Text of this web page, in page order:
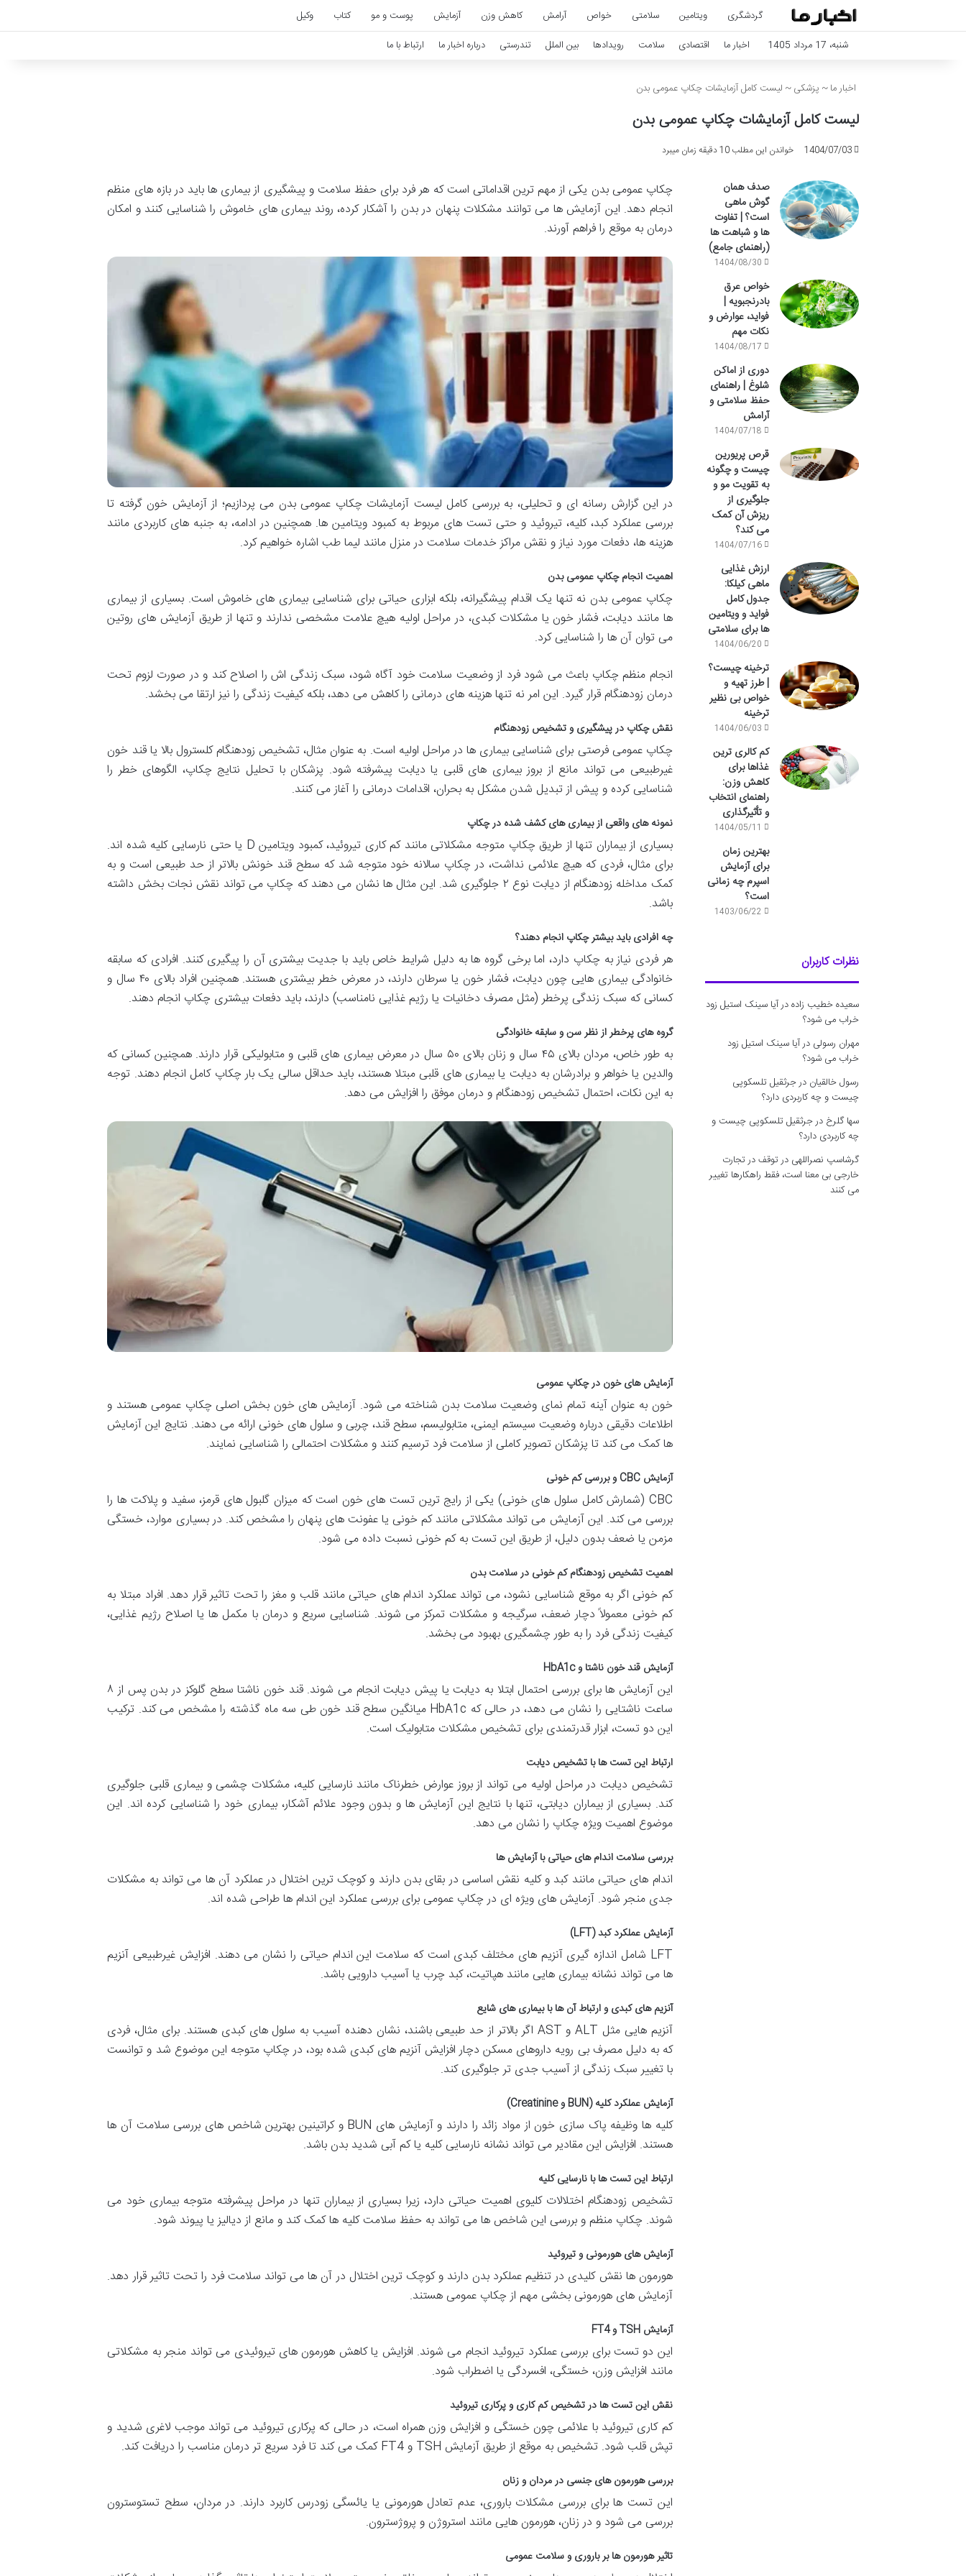
گردشگری ویتامین سلامتی خواص آرامش کاهش وزن آزمایش پوست و مو کتاب
وکیل
شنبه، 17 مرداد 1405
اخبار ما اقتصادی سلامت رویدادها بین الملل تندرستی درباره اخبار ما ارتباط با ما
اخبار ما ~ پزشکی ~ لیست کامل آزمایشات چکاپ عمومی بدن
لیست کامل آزمایشات چکاپ عمومی بدن
1404/07/03 خواندن این مطلب 10 دقیقه زمان میبرد
چکاپ عمومی بدن یکی از مهم ترین اقداماتی است که هر فرد برای حفظ سلامت و پیشگیری از بیماری ها باید در بازه های منظم
انجام دهد. این آزمایش ها می توانند مشکلات پنهان در بدن را آشکار کرده، روند بیماری های خاموش را شناسایی کنند و امکان
درمان به موقع را فراهم آورند.
در این گزارش رسانه ای و تحلیلی، به بررسی کامل لیست آزمایشات چکاپ عمومی بدن می پردازیم؛ از آزمایش خون گرفته تا
بررسی عملکرد کبد، کلیه، تیروئید و حتی تست های مربوط به کمبود ویتامین ها. همچنین در ادامه، به جنبه های کاربردی مانند
هزینه ها، دفعات مورد نیاز و نقش مراکز خدمات سلامت در منزل مانند لیما طب اشاره خواهیم کرد.
اهمیت انجام چکاپ عمومی بدن
چکاپ عمومی بدن نه تنها یک اقدام پیشگیرانه، بلکه ابزاری حیاتی برای شناسایی بیماری های خاموش است. بسیاری از بیماری
ها مانند دیابت، فشار خون یا مشکلات کبدی، در مراحل اولیه هیچ علامت مشخصی ندارند و تنها از طریق آزمایش های روتین
می توان آن ها را شناسایی کرد.
انجام منظم چکاپ باعث می شود فرد از وضعیت سلامت خود آگاه شود، سبک زندگی اش را اصلاح کند و در صورت لزوم تحت
درمان زودهنگام قرار گیرد. این امر نه تنها هزینه های درمانی را کاهش می دهد، بلکه کیفیت زندگی را نیز ارتقا می بخشد.
نقش چکاپ در پیشگیری و تشخیص زودهنگام
چکاپ عمومی فرصتی برای شناسایی بیماری ها در مراحل اولیه است. به عنوان مثال، تشخیص زودهنگام کلسترول بالا یا قند خون
غیرطبیعی می تواند مانع از بروز بیماری های قلبی یا دیابت پیشرفته شود. پزشکان با تحلیل نتایج چکاپ، الگوهای خطر را
شناسایی کرده و پیش از تبدیل شدن مشکل به بحران، اقدامات درمانی را آغاز می کنند.
نمونه های واقعی از بیماری های کشف شده در چکاپ
بسیاری از بیماران تنها از طریق چکاپ متوجه مشکلاتی مانند کم کاری تیروئید، کمبود ویتامین D یا حتی نارسایی کلیه شده اند.
برای مثال، فردی که هیچ علائمی نداشت، در چکاپ سالانه خود متوجه شد که سطح قند خونش بالاتر از حد طبیعی است و به
کمک مداخله زودهنگام از دیابت نوع
۲ جلوگیری شد. این مثال ها نشان می دهند که چکاپ می تواند نقش نجات بخش داشته
باشد.
چه افرادی باید بیشتر چکاپ انجام دهند؟
هر فردی نیاز به چکاپ دارد، اما برخی گروه ها به دلیل شرایط خاص باید با جدیت بیشتری آن را پیگیری کنند. افرادی که سابقه
خانوادگی بیماری هایی چون دیابت، فشار خون یا سرطان دارند، در معرض خطر بیشتری هستند. همچنین افراد بالای ۴۰ سال و
کسانی که سبک زندگی پرخطر (مثل مصرف دخانیات یا رژیم غذایی نامناسب) دارند، باید دفعات بیشتری چکاپ انجام دهند.
گروه های پرخطر از نظر سن و سابقه خانوادگی
به طور خاص، مردان بالای ۴۵ سال و زنان بالای ۵۰ سال در معرض بیماری های قلبی و متابولیکی قرار دارند. همچنین کسانی که
والدین یا خواهر و برادرشان به دیابت یا بیماری های قلبی مبتلا هستند، باید حداقل سالی یک بار چکاپ کامل انجام دهند. توجه
به این نکات، احتمال تشخیص زودهنگام و درمان موفق را افزایش می دهد.
آزمایش های خون در چکاپ عمومی
خون به عنوان آینه تمام نمای وضعیت سلامت بدن شناخته می شود. آزمایش های خون بخش اصلی چکاپ عمومی هستند و
اطلاعات دقیقی درباره وضعیت سیستم ایمنی، متابولیسم، سطح قند، چربی و سلول های خونی ارائه می دهند. نتایج این آزمایش
ها کمک می کند تا پزشکان تصویر کاملی از سلامت فرد ترسیم کنند و مشکلات احتمالی را شناسایی نمایند.
آزمایشCBC و بررسی کم خونی
CBC (شمارش کامل سلول های خونی) یکی از رایج ترین تست های خون است که میزان گلبول های قرمز، سفید و پلاکت ها را
بررسی می کند. این آزمایش می تواند مشکلاتی مانند کم خونی یا عفونت های پنهان را مشخص کند. در بسیاری موارد، خستگی
مزمن یا ضعف بدون دلیل، از طریق این تست به کم خونی نسبت داده می شود.
اهمیت تشخیص زودهنگام کم خونی در سلامت بدن
کم خونی اگر به موقع شناسایی نشود، می تواند عملکرد اندام های حیاتی مانند قلب و مغز را تحت تاثیر قرار دهد. افراد مبتلا به
کم خونی معمولاً دچار ضعف، سرگیجه و مشکلات تمرکز می شوند. شناسایی سریع و درمان با مکمل ها یا اصلاح رژیم غذایی،
کیفیت زندگی فرد را به طور چشمگیری بهبود می بخشد.
آزمایش قند خون ناشتا وHbA1c
این آزمایش ها برای بررسی احتمال ابتلا به دیابت یا پیش دیابت انجام می شوند. قند خون ناشتا سطح گلوکز در بدن پس از ۸
ساعت ناشتایی را نشان می دهد، در حالی که HbA1c میانگین سطح قند خون طی سه ماه گذشته را مشخص می کند. ترکیب
این دو تست، ابزار قدرتمندی برای تشخیص مشکلات متابولیک است.
ارتباط این تست ها با تشخیص دیابت
تشخیص دیابت در مراحل اولیه می تواند از بروز عوارض خطرناک مانند نارسایی کلیه، مشکلات چشمی و بیماری قلبی جلوگیری
کند. بسیاری از بیماران دیابتی، تنها با نتایج این آزمایش ها و بدون وجود علائم آشکار، بیماری خود را شناسایی کرده اند. این
موضوع اهمیت ویژه چکاپ را نشان می دهد.
بررسی سلامت اندام های حیاتی با آزمایش ها
اندام های حیاتی مانند کبد و کلیه نقش اساسی در بقای بدن دارند و کوچک ترین اختلال در عملکرد آن ها می تواند به مشکلات
جدی منجر شود. آزمایش های ویژه ای در چکاپ عمومی برای بررسی عملکرد این اندام ها طراحی شده اند.
آزمایش عملکرد کبد (LFT
)
LFT شامل اندازه گیری آنزیم های مختلف کبدی است که سلامت این اندام حیاتی را نشان می دهند. افزایش غیرطبیعی آنزیم
ها می تواند نشانه بیماری هایی مانند هپاتیت، کبد چرب یا آسیب دارویی باشد.
آنزیم های کبدی و ارتباط آن ها با بیماری های شایع
آنزیم هایی مثل ALTو AST اگر بالاتر از حد طبیعی باشند، نشان دهنده آسیب به سلول های کبدی هستند. برای مثال، فردی
که به دلیل مصرف بی رویه داروهای مسکن دچار افزایش آنزیم های کبدی شده بود، در چکاپ متوجه این موضوع شد و توانست
با تغییر سبک زندگی از آسیب جدی تر جلوگیری کند.
آزمایش عملکرد کلیه (BUN وCreatinine
)
کلیه ها وظیفه پاک سازی خون از مواد زائد را دارند و آزمایش های BUN و کراتینین بهترین شاخص های بررسی سلامت آن ها
هستند. افزایش این مقادیر می تواند نشانه نارسایی کلیه یا کم آبی شدید بدن باشد.
ارتباط این تست ها با نارسایی کلیه
تشخیص زودهنگام اختلالات کلیوی اهمیت حیاتی دارد، زیرا بسیاری از بیماران تنها در مراحل پیشرفته متوجه بیماری خود می
شوند. چکاپ منظم و بررسی این شاخص ها می تواند به حفظ سلامت کلیه ها کمک کند و مانع از دیالیز یا پیوند شود.
آزمایش های هورمونی و تیروئید
هورمون ها نقش کلیدی در تنظیم عملکرد بدن دارند و کوچک ترین اختلال در آن ها می تواند سلامت فرد را تحت تاثیر قرار دهد.
آزمایش های هورمونی بخشی مهم از چکاپ عمومی هستند.
آزمایشTSHوFT4
این دو تست برای بررسی عملکرد تیروئید انجام می شوند. افزایش یا کاهش هورمون های تیروئیدی می تواند منجر به مشکلاتی
مانند افزایش وزن، خستگی، افسردگی یا اضطراب شود.
نقش این تست ها در تشخیص کم کاری و پرکاری تیروئید
کم کاری تیروئید با علائمی چون خستگی و افزایش وزن همراه است، در حالی که پرکاری تیروئید می تواند موجب لاغری شدید و
تپش قلب شود. تشخیص به موقع از طریق آزمایش TSH وFT4کمک می کند تا فرد سریع تر درمان مناسب را دریافت کند.
بررسی هورمون های جنسی در مردان و زنان
این تست ها برای بررسی مشکلات باروری، عدم تعادل هورمونی یا یائسگی زودرس کاربرد دارند. در مردان، سطح تستوسترون
بررسی می شود و در زنان، هورمون هایی مانند استروژن و پروژسترون.
تاثیر هورمون ها بر باروری و سلامت عمومی
صدف همان
گوش ماهی
است؟ | تفاوت
ها و شباهت ها
(راهنمای جامع)
1404/08/30
خواص عرق
بادرنجبویه |
فواید، عوارض و
نکات مهم
1404/08/17
دوری از اماکن
شلوغ | راهنمای
حفظ سلامتی و
آرامش
1404/07/18
قرص پریورین
چیست و چگونه
به تقویت مو و
جلوگیری از
ریزش آن کمک
می کند؟
1404/07/16
ارزش غذایی
ماهی کیلکا:
جدول کامل
فواید و ویتامین
ها برای سلامتی
1404/06/20
ترخینه چیست؟
| طرز تهیه و
خواص بی نظیر
ترخینه
1404/06/03
کم کالری ترین
غذاها برای
کاهش وزن:
راهنمای انتخاب
و تأثیرگذاری
1404/05/11
بهترین زمان
برای آزمایش
اسپرم چه زمانی
است؟
1403/06/22
نظرات کاربران
سعیده خطیب زادهدرآیا سینک استیل زود
خراب می شود؟
مهران رسولی درآیا سینک استیل زود
خراب می شود؟
رسول خالقیان درجرثقیل تلسکوپی
چیست و چه کاربردی دارد؟
سها گلرخ درجرثقیل تلسکوپی چیست و
چه کاربردی دارد؟
گرشاسپ نصراللهی درتوقف در تجارت
خارجی بی معنا است، فقط راهکارها تغییر
می کنند